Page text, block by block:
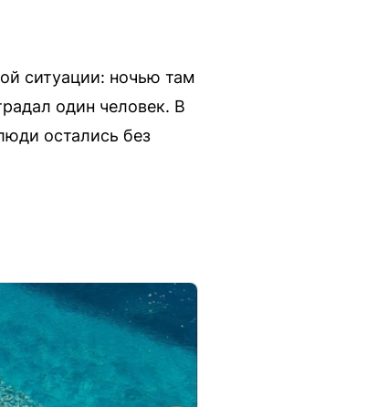
ситуации: ночью там
один человек. В
остались без